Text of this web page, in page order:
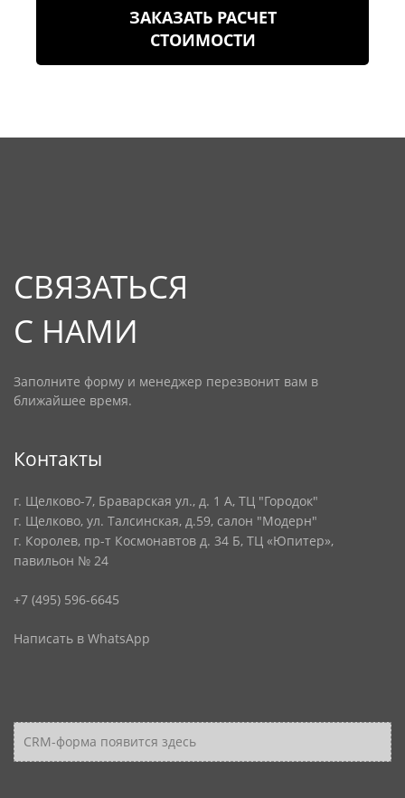
ЗАКАЗАТЬ РАСЧЕТ
СТОИМОСТИ
СВЯЗАТЬСЯ
С НАМИ
Заполните форму и менеджер перезвонит вам в
ближайшее время.
Контакты
г. Щелково-7, Браварская ул., д. 1 А, ТЦ "Городок"
г. Щелково, ул. Талсинская, д.59, салон "Модерн"
г. Королев, пр-т Космонавтов д. 34 Б, ТЦ «Юпитер»,
павильон № 24
+7 (495) 596-6645
Написать в WhatsApp
CRM-форма появится здесь